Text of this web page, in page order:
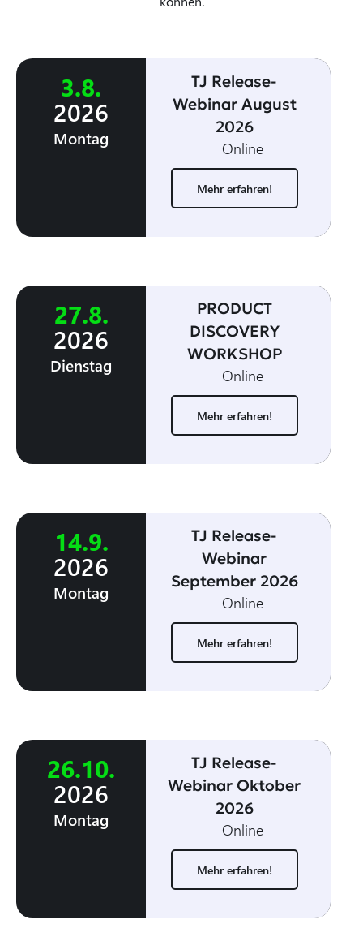
3.8.
2026
Montag
TJ Release-
Webinar August
2026
Online
Mehr erfahren!
27.8.
2026
Dienstag
PRODUCT
DISCOVERY
WORKSHOP
Online
Mehr erfahren!
14.9.
2026
Montag
TJ Release-
Webinar
September 2026
Online
Mehr erfahren!
26.10.
2026
Montag
TJ Release-
Webinar Oktober
2026
Online
Mehr erfahren!